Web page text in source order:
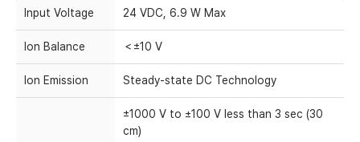
Input Voltage 24 VDC, 6.9 W Max
Ion Balance ＜±10 V
Ion Emission Steady-state DC Technology
±1000 V to ±100 V less than 3 sec (30
cm)